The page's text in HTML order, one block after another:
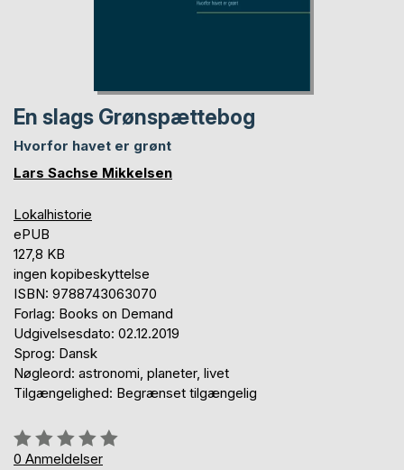
En slags Grønspættebog
Hvorfor havet er grønt
Lars Sachse Mikkelsen
Lokalhistorie
ePUB
127,8 KB
ingen kopibeskyttelse
ISBN: 9788743063070
Forlag: Books on Demand
Udgivelsesdato: 02.12.2019
Sprog: Dansk
Nøgleord: astronomi, planeter, livet
Tilgængelighed: Begrænset tilgængelig
Anmeldelse::
0%
0 Anmeldelser